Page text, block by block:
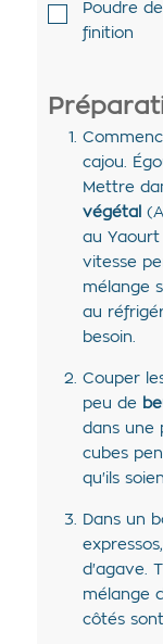
Poudre
finition
cajou.
Mettre
végétal
au Yaourt
vitesse
mélange
au
besoin.
Couper
peu de
dans une
cubes
qu'ils
Dans un
d'agave.
mélange
côtés